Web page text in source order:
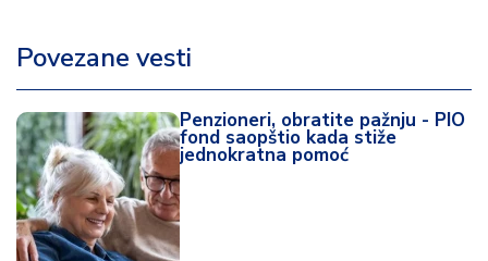
Povezane vesti
Penzioneri, obratite pažnju - PIO
fond saopštio kada stiže
jednokratna pomoć